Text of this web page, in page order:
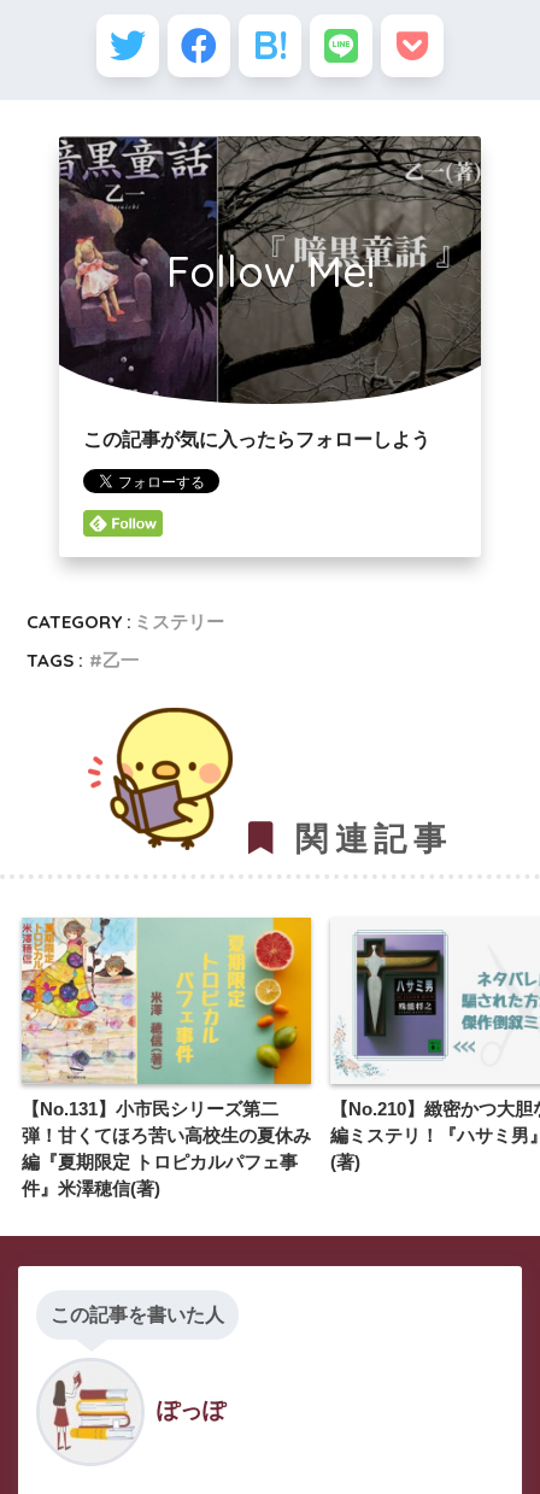
Follow Me!
この記事が気に入ったらフォローしよう
CATEGORY : ミステリー
TAGS :
乙一
関連記事
【No.131】小市民シリーズ第二
弾！甘くてほろ苦い高校生の夏休み
編『夏期限定 トロピカルパフェ事
件』米澤穂信(著)
【No.210】緻密かつ大
編ミステリ！『ハサミ男
(著)
この記事を書いた人
ぽっぽ